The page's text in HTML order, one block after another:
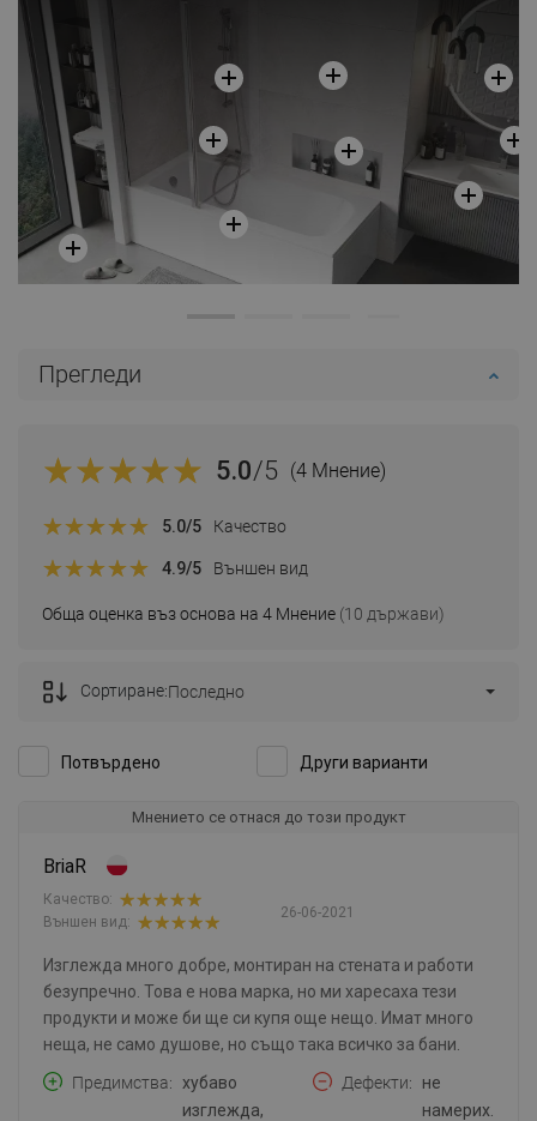
Прегледи
5.0/5 (4 Мнение)
Обща оценка въз основа на 4 Мнение (10 държави)
5.0/5 Качество
4.9/5 Външен вид
Потвърдено Други варианти
Сортиране:Последно
Мнението се отнася до този продукт
BriaR
26-06-2021
Качество:
Външен вид:
Изглежда много добре, монтиран на стената и работи
безупречно. Това е нова марка, но ми харесаха тези
продукти и може би ще си купя още нещо. Имат много
неща, не само душове, но също така всичко за бани.
Предимства
хубаво
изглежда,
Дефекти
не
намерих.